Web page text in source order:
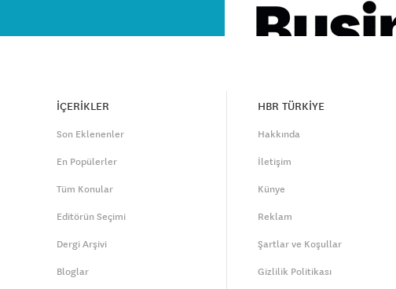
İÇERİKLER
Son Eklenenler
En Popülerler
Tüm Konular
Editörün Seçimi
Dergi Arşivi
Bloglar
HBR TÜRKİYE
Hakkında
İletişim
Künye
Reklam
Şartlar ve Koşullar
Gizlilik Politikası